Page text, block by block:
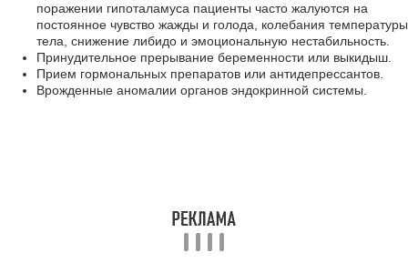
поражении гипоталамуса пациенты часто жалуются на
постоянное чувство жажды и голода, колебания температуры
тела, снижение либидо и эмоциональную нестабильность.
Принудительное прерывание беременности или выкидыш.
Прием гормональных препаратов или антидепрессантов.
Врожденные аномалии органов эндокринной системы.